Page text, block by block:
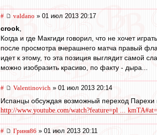
# valdano » 01 июл 2013 20:17
crook
Когда и где Макгиди говорил, что не хочет
после просмотра вчерашнего матча правый
идет к этому, то эта позиция выглядит самой
можно изобразить красиво, по факту - дыра...
# Valentinovich » 01 июл 2013 20:14
Испанцы обсуждая возможный переход Парехи
http://www.youtube.com/watch?feature=pl ...
# Гриня86 » 01 июл 2013 20:11